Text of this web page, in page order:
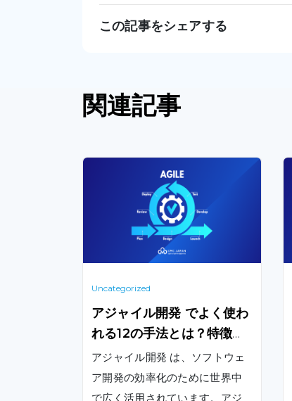
この記事をシェアする
関連記事
Uncategorized
アジャイル開発 でよく使わ
れる12の手法とは？特徴・
効果について解説！
アジャイル開発 は、ソフトウェ
ア開発の効率化のために世界中
で広く活用されています。アジ